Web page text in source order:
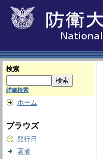
検索
詳細検索
ホーム
ブラウズ
発行日
著者